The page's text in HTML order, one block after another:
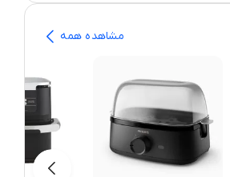
مشاهده همه